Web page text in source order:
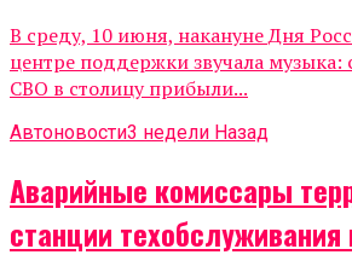
В среду, 10 июня, накануне Дня
центре поддержки звучала
СВО в столицу прибыли...
Автоновости3 недели Назад
Аварийные комиссары
станции